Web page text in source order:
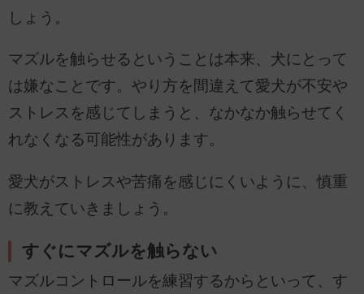
しょう。
マズルを触らせるということは本来、犬にとって
は嫌なことです。やり方を間違えて愛犬が不安や
ストレスを感じてしまうと、なかなか触らせてく
れなくなる可能性があります。
愛犬がストレスや苦痛を感じにくいように、慎重
に教えていきましょう。
すぐにマズルを触らない
マズルコントロールを練習するからといって、す